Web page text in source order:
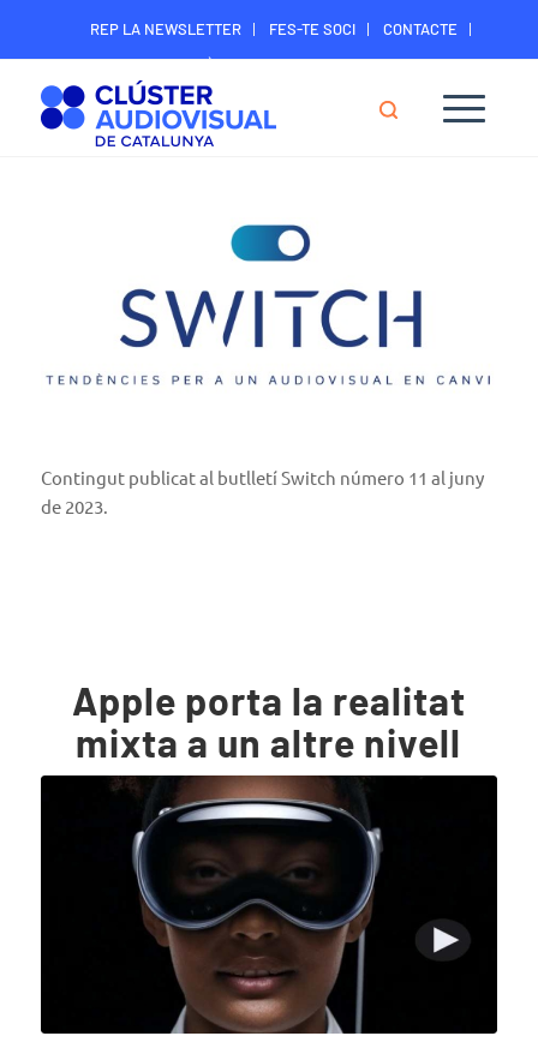
REP LA NEWSLETTER FES-TE SOCI
CONTACTE
ÀREA DIGITAL SOCIS
Contingut publicat al butlletí Switch número 11 al juny
de 2023.
Apple porta la realitat
mixta a un altre nivell